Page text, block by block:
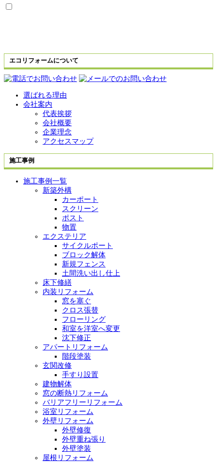
エコリフォームについて
選ばれる理由
会社案内
代表挨拶
会社概要
企業理念
アクセスマップ
施工事例
施工事例一覧
新築外構
カーポート
スクリーン
ポスト
物置
エクステリア
サイクルポート
ブロック解体
新規フェンス
土間洗い出し仕上
床下修繕
内装リフォーム
窓を塞ぐ
クロス張替
フローリング
和室を洋室へ変更
沈下修正
アパートリフォーム
階段塗装
玄関改修
手すり設置
建物解体
窓の断熱リフォーム
バリアフリーリフォーム
浴室リフォーム
外壁リフォーム
外壁修復
外壁重ね張り
外壁塗装
屋根リフォーム